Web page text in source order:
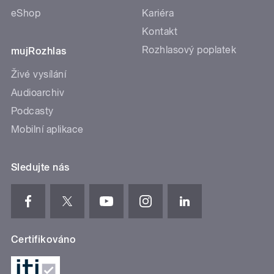
eShop
mujRozhlas
Živé vysílání
Audioarchiv
Podcasty
Mobilní aplikace
Kariéra
Kontakt
Rozhlasový poplatek
Sledujte nás
Certifikováno